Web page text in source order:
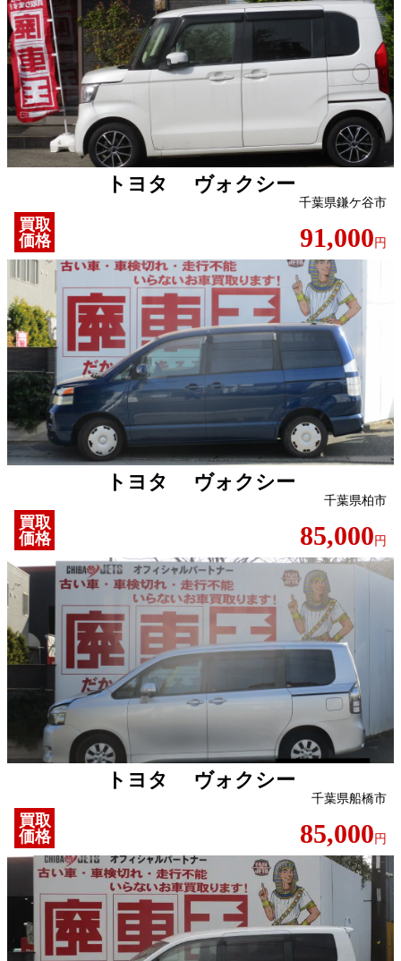
トヨタ ヴォクシー
千葉県鎌ケ谷市
買取
価格
91,000 円
トヨタ ヴォクシー
千葉県柏市
買取
価格
85,000 円
トヨタ ヴォクシー
千葉県船橋市
買取
価格
85,000 円